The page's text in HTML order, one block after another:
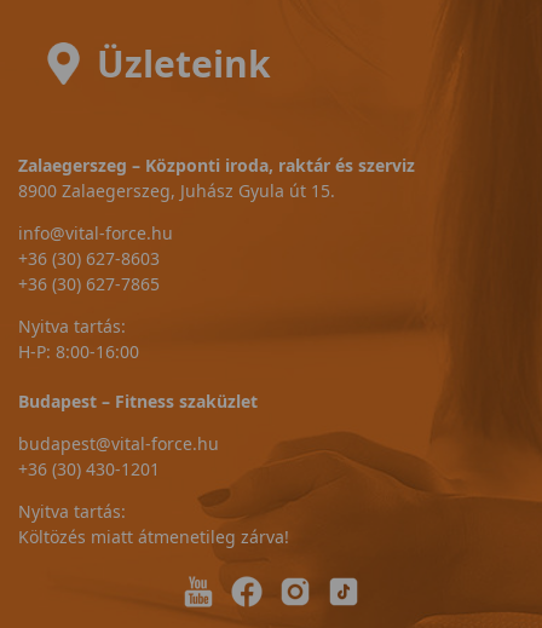
Üzleteink
Zalaegerszeg – Központi iroda, raktár és szerviz
8900 Zalaegerszeg, Juhász Gyula út 15.
info@vital-force.hu
+36 (30) 627-8603
+36 (30) 627-7865
Nyitva tartás:
H-P: 8:00-16:00
Budapest – Fitness szaküzlet
budapest@vital-force.hu
+36 (30) 430-1201
Nyitva tartás:
Költözés miatt átmenetileg zárva!